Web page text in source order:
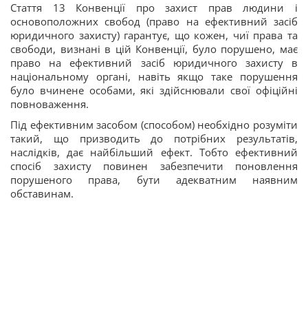
Стаття 13 Конвенції про захист прав людини і
основоположних свобод (право на ефективний засіб
юридичного захисту) гарантує, що кожен, чиї права та
свободи, визнані в цій Конвенції, було порушено, має
право на ефективний засіб юридичного захисту в
національному органі, навіть якщо таке порушення
було вчинене особами, які здійснювали свої офіційні
повноваження.
Під ефективним засобом (способом) необхідно розуміти
такий, що призводить до потрібних результатів,
наслідків, дає найбільший ефект. Тобто ефективний
спосіб захисту повинен забезпечити поновлення
порушеного права, бути адекватним наявним
обставинам.